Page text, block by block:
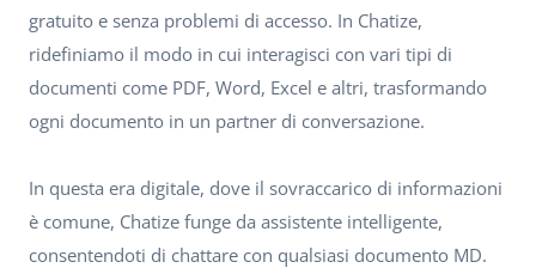
gratuito e senza problemi di accesso. In Chatize,
ridefiniamo il modo in cui interagisci con vari tipi di
documenti come PDF, Word, Excel e altri, trasformando
ogni documento in un partner di conversazione.
In questa era digitale, dove il sovraccarico di informazioni
è comune, Chatize funge da assistente intelligente,
consentendoti di chattare con qualsiasi documento MD.